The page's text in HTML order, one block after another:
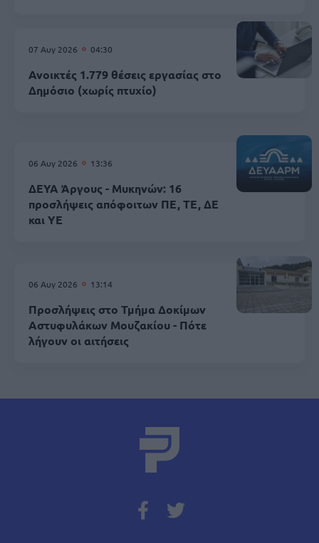
07 Αυγ 2026 04:30
Ανοικτές 1.779 θέσεις εργασίας στο
Δημόσιο (χωρίς πτυχίο)
06 Αυγ 2026 13:36
ΔΕΥΑ Άργους - Μυκηνών: 16
προσλήψεις απόφοιτων ΠΕ, ΤΕ, ΔΕ
και ΥΕ
06 Αυγ 2026 13:14
Προσλήψεις στο Τμήμα Δοκίμων
Αστυφυλάκων Mουζακίου - Πότε
λήγουν οι αιτήσεις